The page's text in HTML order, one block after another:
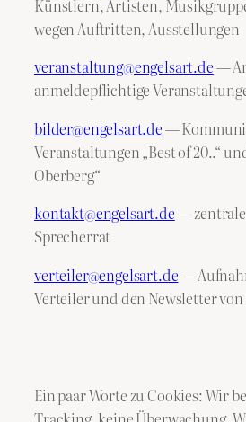
Künstlern, Artisten,
wegen Auftritten, Ausstellungen
veranstaltung@engelsart.de—
anmeldepflichtige
bilder@engelsart.de—
Veranstaltungen „Best of 20..“
Oberberg“
kontakt@engelsart.de—
Sprecherrat
verteiler@engelsart.de—
Verteiler und den Newsletter von
Ein paar Worte zu Cookies: Wir